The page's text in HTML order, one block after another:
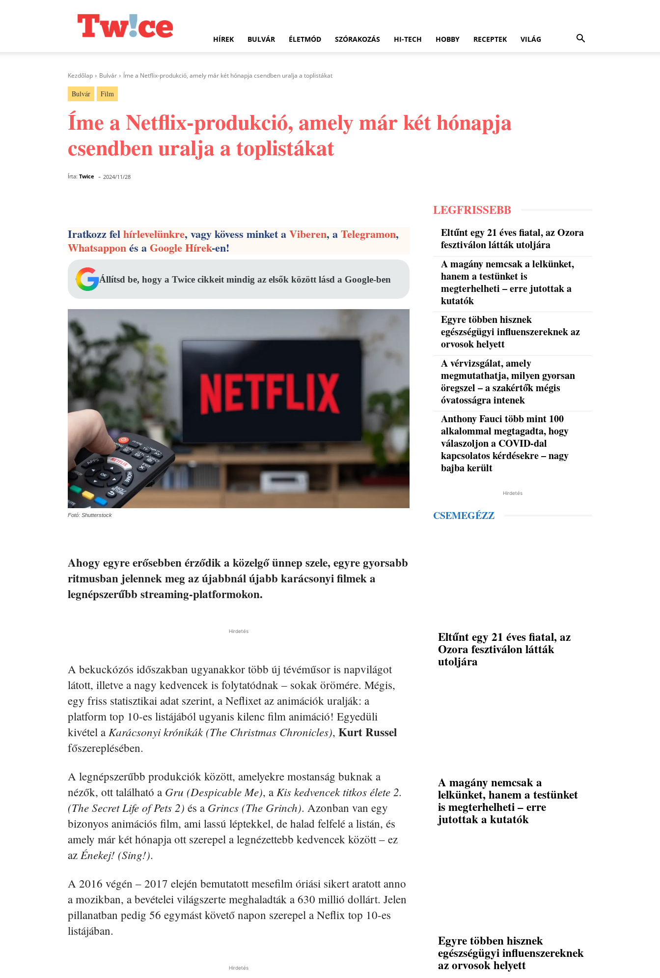
HÍREK BULVÁR ÉLETMÓD SZÓRAKOZÁS HI-TECH HOBBY RECEPTEK VILÁG
Kezdőlap Bulvár Íme a Netflix-produkció, amely már két hónapja csendben uralja a toplistákat
Bulvár Film
Íme a Netflix-produkció, amely már két hónapja
csendben uralja a toplistákat
Írta: Twice - 2024/11/28
Iratkozz felhírlevelünkre, vagy kövess minket aViberen, aTelegramon,
Whatsapponés aGoogle Hírek-en!
Állítsd be, hogy a Twice cikkeit mindig az elsők között lásd a Google-ben
Fotó: Shutterstock
Ahogy egyre erősebben érződik a közelgő ünnep szele, egyre gyorsabb
ritmusban jelennek meg az újabbnál újabb karácsonyi filmek a
legnépszerűbb streaming-platformokon.
Hirdetés
A bekuckózós időszakban ugyanakkor több új tévéműsor is napvilágot
látott, illetve a nagy kedvencek is folytatódnak – sokak örömére. Mégis,
egy friss statisztikai adat szerint, a Neflixet az animációk uralják: a
platform top 10-es listájából ugyanis kilenc film animáció! Egyedüli
kivétel a Karácsonyi krónikák (The Christmas Chronicles), Kurt Russel
főszereplésében.
A legnépszerűbb produkciók között, amelyekre mostanság buknak a
nézők, ott található a Gru (Despicable Me), a Kis kedvencek titkos élete 2.
(The Secret Life of Pets 2) és a Grincs (The Grinch). Azonban van egy
bizonyos animációs film, ami lassú léptekkel, de halad felfelé a listán, és
amely már két hónapja ott szerepel a legnézettebb kedvencek között – ez
az Énekej! (Sing!).
A 2016 végén – 2017 elején bemutatott mesefilm óriási sikert aratott anno
a mozikban, a bevételei világszerte meghaladták a 630 millió dollárt. Jelen
pillanatban pedig 56 egymást követő napon szerepel a Neflix top 10-es
listájában.
Hirdetés
LEGFRISSEBB
Eltűnt egy 21 éves fiatal, az Ozora
fesztiválon látták utoljára
A magány nemcsak a lelkünket,
hanem a testünket is
megterhelheti – erre jutottak a
kutatók
Egyre többen hisznek
egészségügyi influenszereknek az
orvosok helyett
A vérvizsgálat, amely
megmutathatja, milyen gyorsan
öregszel – a szakértők mégis
óvatosságra intenek
Anthony Fauci több mint 100
alkalommal megtagadta, hogy
válaszoljon a COVID-dal
kapcsolatos kérdésekre – nagy
bajba került
Hirdetés
CSEMEGÉZZ
Eltűnt egy 21 éves fiatal, az
Ozora fesztiválon látták
utoljára
A magány nemcsak a
lelkünket, hanem a testünket
is megterhelheti – erre
jutottak a kutatók
Egyre többen hisznek
egészségügyi influenszereknek
az orvosok helyett